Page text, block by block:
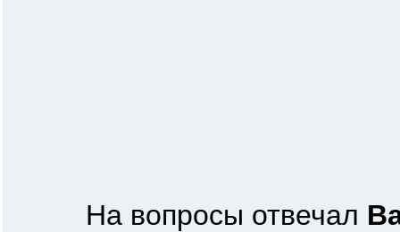
На вопросы отвечал